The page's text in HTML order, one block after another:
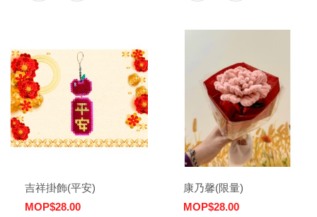
吉祥掛飾(平安)
MOP$28.00
康乃馨(限量)
MOP$28.00